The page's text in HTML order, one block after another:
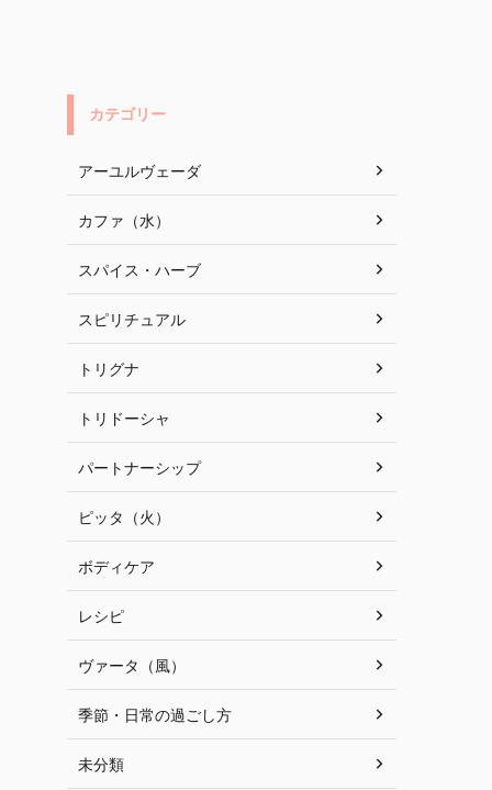
カテゴリー
アーユルヴェーダ
カファ（水）
スパイス・ハーブ
スピリチュアル
トリグナ
トリドーシャ
パートナーシップ
ピッタ（火）
ボディケア
レシピ
ヴァータ（風）
季節・日常の過ごし方
未分類